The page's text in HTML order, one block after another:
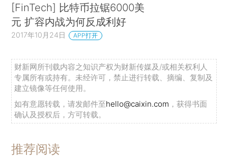
[FinTech] 比特币拉锯6000美
元 扩容内战为何反成利好
2017年10月24日 APP打开
财新网所刊载内容之知识产权为财新传媒及/或相关权利人
专属所有或持有。未经许可，禁止进行转载、摘编、复制及
建立镜像等任何使用。
如有意愿转载，请发邮件至hello@caixin.com ，获得书面
确认及授权后，方可转载。
推荐阅读